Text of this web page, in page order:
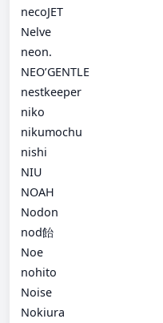
necoJET
Nelve
neon.
NEO’GENTLE
nestkeeper
niko
nikumochu
nishi
NIU
NOAH
Nodon
nod飴
Noe
nohito
Noise
Nokiura